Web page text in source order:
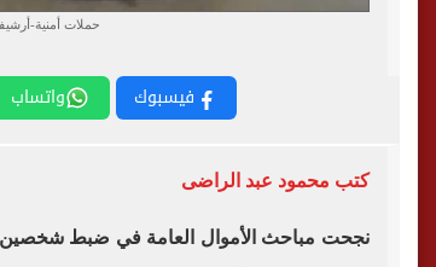
حملات أمنية-
فيسبوك واتساب
كتب محمود عبد الراضى
نجحت مباحث الأموال العامة في ضبط شخصين